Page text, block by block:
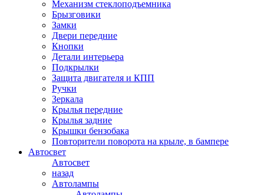
Механизм стеклоподъемника
Брызговики
Замки
Двери передние
Кнопки
Детали интерьера
Подкрылки
Защита двигателя и КПП
Ручки
Зеркала
Крылья передние
Крылья задние
Крышки бензобака
Повторители поворота на крыле, в бампере
Автосвет
Автосвет
назад
Автолампы